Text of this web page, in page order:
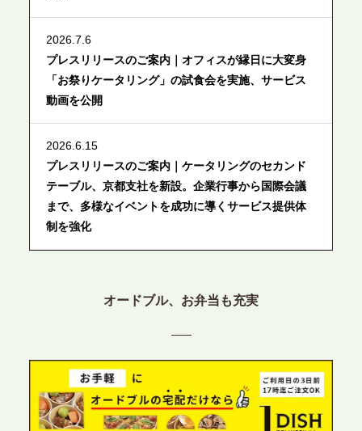
2026.7.6
プレスリリースのご案内｜オフィスが縁日に大変身
「お祭りケータリング」の試食会を実施、サービス
動画を公開
2026.6.15
プレスリリースのご案内｜ケータリングのセカンド
テーブル、京都支社を新設。企業行事から国際会議
まで、多様なイベントを成功に導くサービス提供体
制を強化
プレスリリースのご案内｜ケータリングのセカンド
目の展開で、拡大する出張パーティー・ケータリン
2026.6.4
プレスリリースのご案内｜夏の社内親睦が、配属後
オードブル、お弁当も充実